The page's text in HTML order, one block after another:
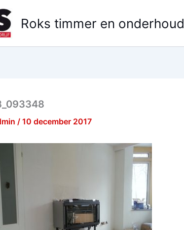
Roks timmer en onderhoud
/ 10 december 2017